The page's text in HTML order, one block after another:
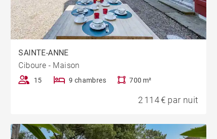
SAINTE-ANNE
Ciboure - Maison
15 9 chambres 700 m²
2 114 € par nuit